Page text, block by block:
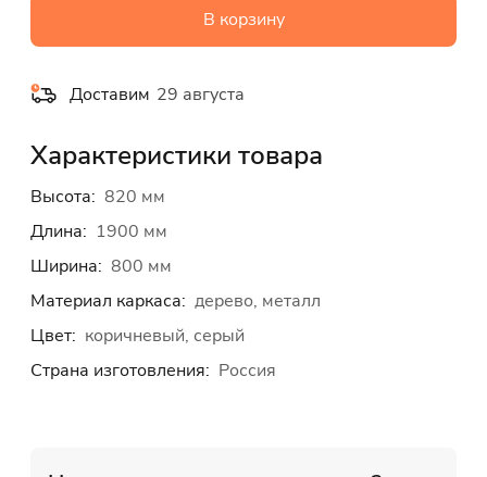
В корзину
Доставим 29 августа
Характеристики товара
Высота: 820 мм
Длина: 1900 мм
Ширина: 800 мм
Материал каркаса: дерево, металл
Цвет: коричневый, серый
Страна изготовления: Россия